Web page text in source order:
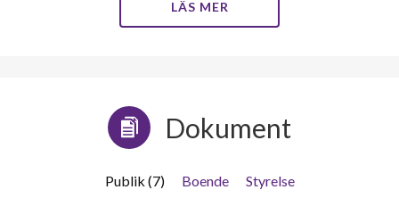
LÄS MER
Dokument
Publik (7) Boende
Styrelse